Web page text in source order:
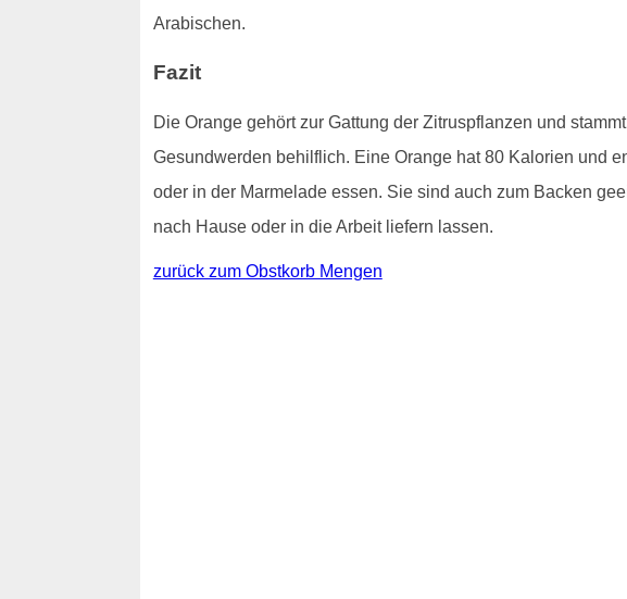
Arabischen.
Fazit
Die Orange gehört zur Gattung der Zitruspflanzen und
Gesundwerden behilflich. Eine Orange hat 80 Kalorien und
oder in der Marmelade essen. Sie sind auch zum Backen
nach Hause oder in die Arbeit liefern lassen.
zurück zum Obstkorb Mengen